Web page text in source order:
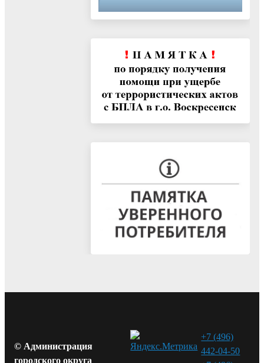
© Администрация
городского округа
+7 (496)
442-04-50